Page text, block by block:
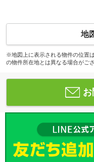
地
※地図上に表示される物件の位置
の物件所在地とは異なる場合がござ